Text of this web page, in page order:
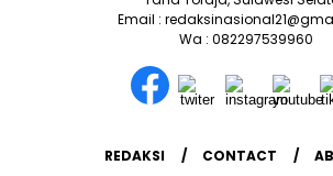
Email :
Wa : 082297539960
REDAKSI CONTACT